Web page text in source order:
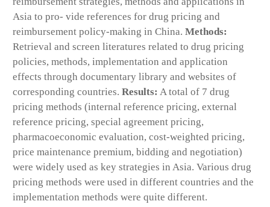
Asia to pro- vide references for drug pricing and
reimbursement policy-making in China. Methods:
Retrieval and screen literatures related to drug pricing
policies, methods, implementation and application
effects through documentary library and websites of
corresponding countries. Results: A total of 7 drug
pricing methods (internal reference pricing, external
reference pricing, special agreement pricing,
pharmacoeconomic evaluation, cost-weighted pricing,
price maintenance premium, bidding and negotiation)
were widely used as key strategies in Asia. Various drug
pricing methods were used in different countries and the
implementation methods were quite different.